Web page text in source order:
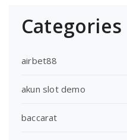
Categories
airbet88
akun slot demo
baccarat